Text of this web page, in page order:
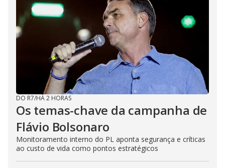
DO R7/HÁ 2 HORAS
Os temas-chave da campanha de
Flávio Bolsonaro
Monitoramento interno do PL aponta segurança e críticas
ao custo de vida como pontos estratégicos